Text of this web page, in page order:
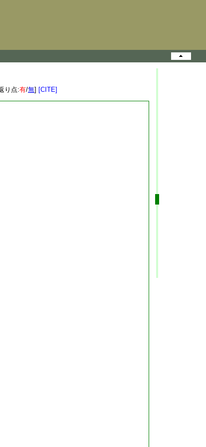
り点:有/無] [CITE]